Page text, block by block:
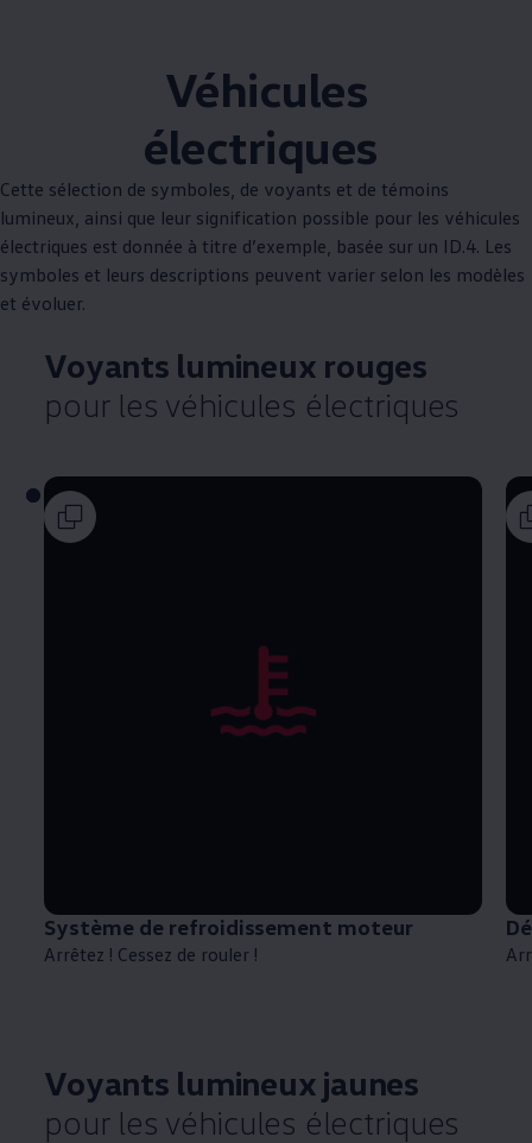
Véhicules
électriques
Cette sélection de symboles, de voyants et de témoins
lumineux, ainsi que leur signification possible pour les véhicules
électriques est donnée à titre d’exemple, basée sur un ID.4. Les
symboles et leurs descriptions peuvent varier selon les modèles
et évoluer.
Voyants lumineux rouges
pour les véhicules électriques
Système de refroidissement moteur
Arrêtez ! Cessez de rouler !
Voyants lumineux jaunes
pour les véhicules électriques